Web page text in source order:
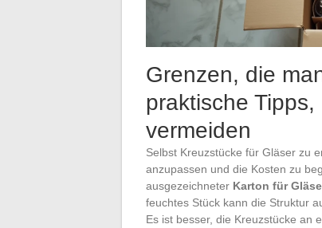
Grenzen, die
praktische
vermeiden
Selbst Kreuzstücke für Gläser zu
anzupassen und die Kosten zu
ausgezeichneter Karton für
feuchtes Stück kann die Struktur
Es ist besser, die Kreuzstücke an